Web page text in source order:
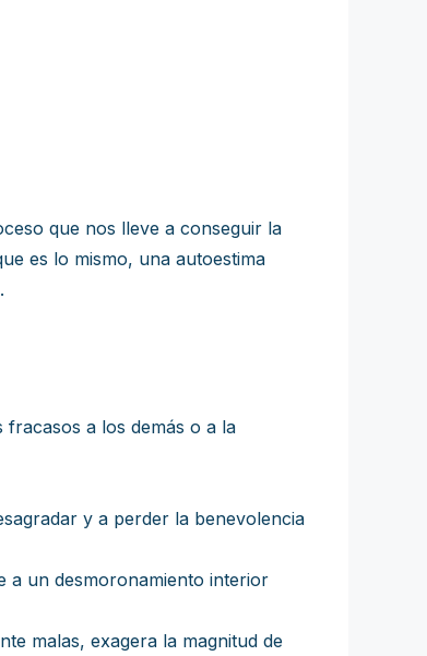
que nos lleve a conseguir la
es lo mismo, una autoestima
fracasos a los demás o a la
y a perder la benevolencia
a un desmoronamiento interior
malas, exagera la magnitud de